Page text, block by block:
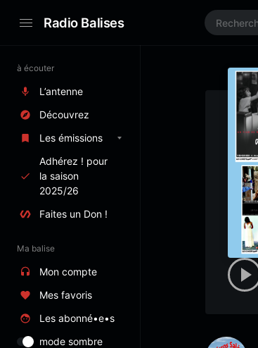
Radio Balises
à écouter
L’antenne
Découvrez
Les émissions
Adhérez ! pour
la saison
2025/26
Faites un Don !
Ma balise
Mon compte
Mes favoris
Les abonné•e•s
mode sombre